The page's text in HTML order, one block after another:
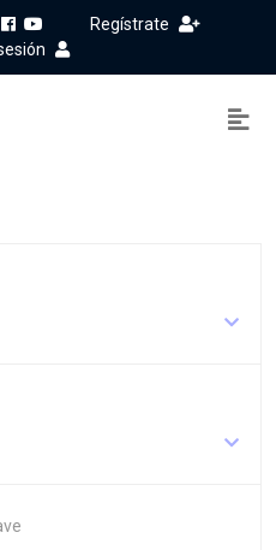
Regístrate